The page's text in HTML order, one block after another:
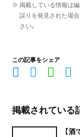
※ 掲載している情報は
誤りを発見された場
さい。
この記事をシェア
掲載されている
【